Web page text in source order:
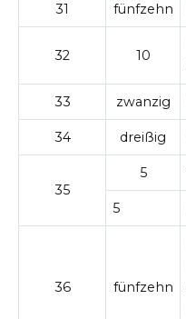
31 fünfzehn
32 10
33 zwanzig
34 dreißig
35
5
5
36 fünfzehn